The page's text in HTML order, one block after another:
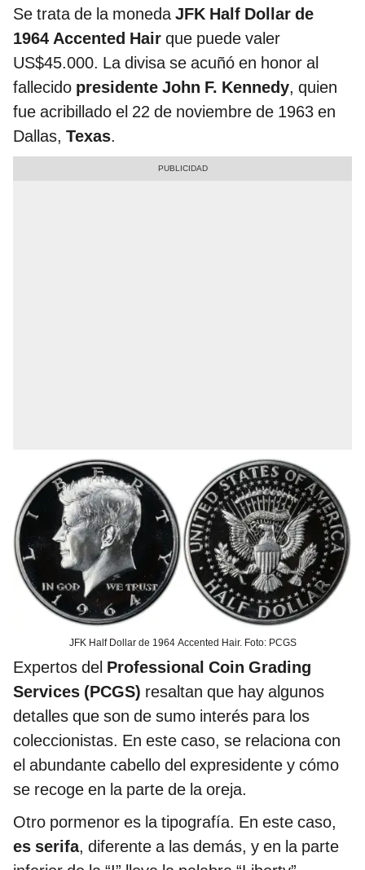
Se trata de la monedaJFK Half Dollar de
1964 Accented Hair que puede valer
US$45.000. La divisa se acuñó en honor al
fallecido presidente John F. Kennedy, quien
fue acribillado el 22 de noviembre de 1963 en
Dallas, Texas.
JFK Half Dollar de 1964 Accented Hair. Foto: PCGS
Expertos del Professional Coin Grading
Services (PCGS) resaltan que hay algunos
detalles que son de sumo interés para los
coleccionistas. En este caso, se relaciona con
el abundante cabello del expresidente y cómo
se recoge en la parte de la oreja.
Otro pormenor es la tipografía. En este caso,
es serifa, diferente a las demás, y en la parte